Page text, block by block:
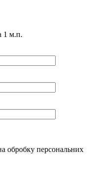
1 м.п.
обробку персональних